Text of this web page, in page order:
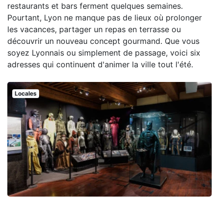
restaurants et bars ferment quelques semaines.
Pourtant, Lyon ne manque pas de lieux où prolonger
les vacances, partager un repas en terrasse ou
découvrir un nouveau concept gourmand. Que vous
soyez Lyonnais ou simplement de passage, voici six
adresses qui continuent d'animer la ville tout l'été.
Locales